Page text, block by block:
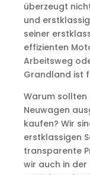
überzeugt
und
seiner
effizienten
Arbeitsweg
Grandland ist
Warum sollten
Neuwagen
kaufen? Wir
erstklassigen
transparente
wir auch in der